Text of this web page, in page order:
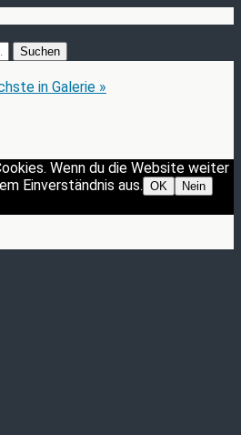
in Galerie »
Wenn du die Website weiter
Einverständnis aus. OK
Nein